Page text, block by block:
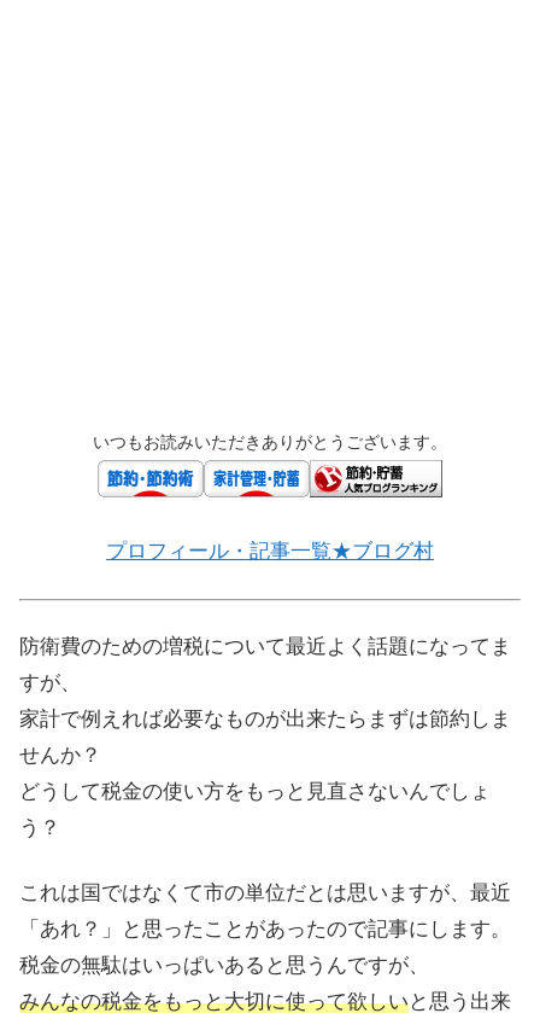
いつもお読みいただきありがとうございます。
プロフィール・記事一覧★ブログ村
防衛費のための増税について最近よく話題になってま
すが、
家計で例えれば必要なものが出来たらまずは節約しま
せんか？
どうして税金の使い方をもっと見直さないんでしょ
う？
これは国ではなくて市の単位だとは思いますが、最近
「あれ？」と思ったことがあったので記事にします。
税金の無駄はいっぱいあると思うんですが、
みんなの税金をもっと大切に使って欲しいと思う出来